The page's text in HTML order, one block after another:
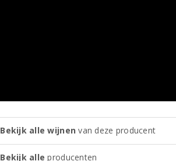
Bekijk alle wijnen van deze producent
Bekijk alle producenten